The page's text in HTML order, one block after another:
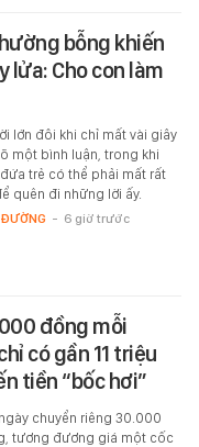
bỗng khiến
lửa: Cho con làm
lớn đôi khi chỉ mất vài giây
một bình luận, trong khi
trẻ có thể phải mất rất
quên đi những lời ấy.
- 6 giờ trước
đồng mỗi
có gần 11 triệu
tiền “bốc hơi”
chuyển riêng 30.000
tương đương giá một cốc